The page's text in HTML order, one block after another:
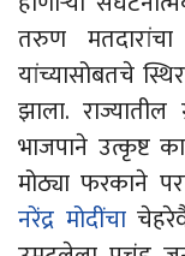
तरुण
यांच्यासोबतचे
झाला.
भाजपाने उत्कृष्ट
मोठ्या फरकाने
नरेंद्र मोदींचा